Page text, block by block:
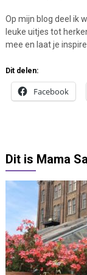
Op mijn blog deel ik
leuke uitjes tot
mee en laat je
Dit delen:
Facebook
Dit is Mama